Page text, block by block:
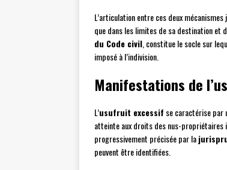
L’articulation entre ces deux
que dans les limites de sa destination et
du Code civil , constitue le socle sur
imposé à l’indivision.
Manifestations de
L’usufruit excessif se caractérise par
atteinte aux droits des nus-propriétaires
progressivement précisée par la
peuvent être identifiées.